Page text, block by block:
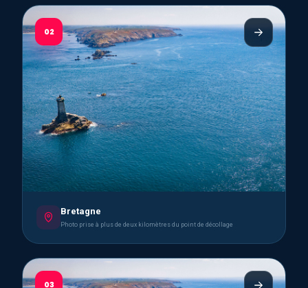
02
Bretagne
Photo prise à plus de deux kilomètres du point de décollage
03